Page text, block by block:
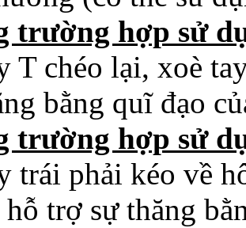
trường hợp sử
T chéo lại, xoè
bằng quĩ đạo
trường hợp sử
trái phải kéo về
trợ sự thăng